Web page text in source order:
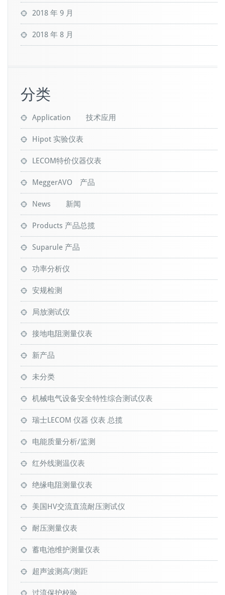
2018 年 9 月
2018 年 8 月
分类
Application 技术应用
Hipot 实验仪表
LECOM特价仪器仪表
MeggerAVO 产品
News 新闻
Products 产品总揽
Suparule 产品
功率分析仪
安规检测
局放测试仪
接地电阻测量仪表
新产品
未分类
机械电气设备安全特性综合测试仪表
瑞士LECOM 仪器 仪表 总揽
电能质量分析/监测
红外线测温仪表
绝缘电阻测量仪表
美国HV交流直流耐压测试仪
耐压测量仪表
蓄电池维护测量仪表
超声波测高/测距
过流保护校验